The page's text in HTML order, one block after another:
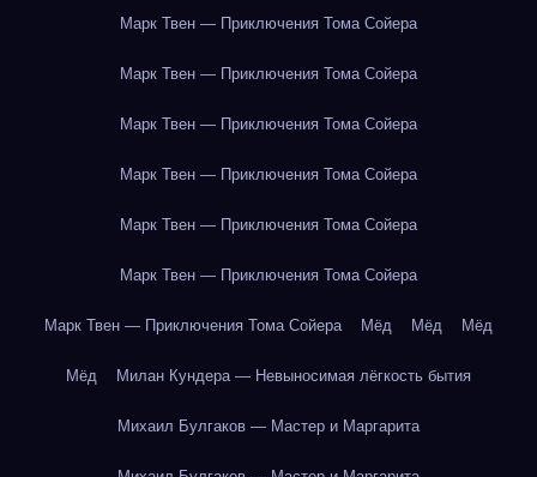
Марк Твен — Приключения Тома Сойера
Марк Твен — Приключения Тома Сойера
Марк Твен — Приключения Тома Сойера
Марк Твен — Приключения Тома Сойера
Марк Твен — Приключения Тома Сойера
Марк Твен — Приключения Тома Сойера
Марк Твен — Приключения Тома Сойера Мёд Мёд Мёд
Мёд Милан Кундера — Невыносимая лёгкость бытия
Михаил Булгаков — Мастер и Маргарита